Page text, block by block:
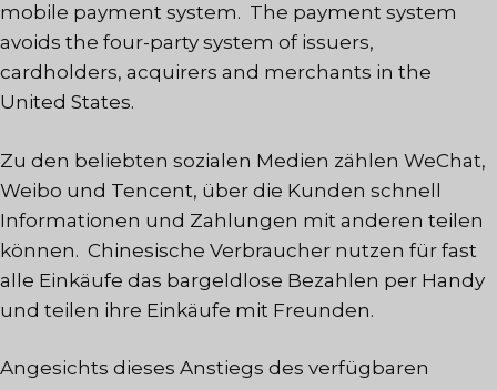
mobile payment system. The payment system
avoids the four-party system of issuers,
cardholders, acquirers and merchants in the
United States.
Zu den beliebten sozialen Medien zählen WeChat,
Weibo und Tencent, über die Kunden schnell
Informationen und Zahlungen mit anderen teilen
können. Chinesische Verbraucher nutzen für fast
alle Einkäufe das bargeldlose Bezahlen per Handy
und teilen ihre Einkäufe mit Freunden.
Angesichts dieses Anstiegs des verfügbaren